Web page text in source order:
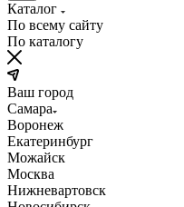
Каталог
По всему сайту
По каталогу
Ваш город
Самара
Воронеж
Екатеринбург
Можайск
Москва
Нижневартовск